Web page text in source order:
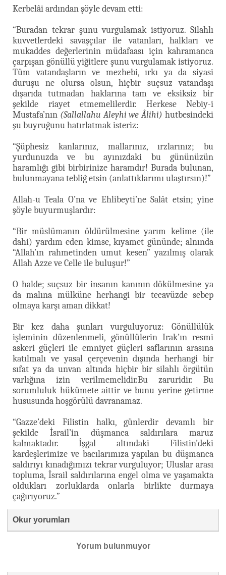
Kerbelâi ardından şöyle devam etti:
“Buradan tekrar şunu vurgulamak istiyoruz. Silahlı
kuvvetlerdeki savaşçılar ile vatanları, halkları ve
mukaddes değerlerinin müdafaası için kahramanca
çarpışan gönüllü yiğitlere şunu vurgulamak istiyoruz.
Tüm vatandaşların ve mezhebi, ırkı ya da siyasi
duruşu ne olursa olsun, hiçbir suçsuz vatandaşı
dışarıda tutmadan haklarına tam ve eksiksiz bir
şekilde riayet etmemelilerdir. Herkese Nebiy-i
Mustafa’nın (Sallallahu Aleyhi we Âlihi) hutbesindeki
şu buyruğunu hatırlatmak isteriz:
“Şüphesiz kanlarınız, mallarınız, ırzlarınız; bu
yurdunuzda ve bu ayınızdaki bu gününüzün
haramlığı gibi birbirinize haramdır! Burada bulunan,
bulunmayana tebliğ etsin (anlattıklarımı ulaştırsın)!”
Allah-u Teala O’na ve Ehlibeyti’ne Salât etsin; yine
şöyle buyurmuşlardır:
“Bir müslümanın öldürülmesine yarım kelime (ile
dahi) yardım eden kimse, kıyamet gününde; alnında
“Allah’ın rahmetinden umut kesen” yazılmış olarak
Allah Azze ve Celle ile buluşur!”
O halde; suçsuz bir insanın kanının dökülmesine ya
da malına mülküne herhangi bir tecavüzde sebep
olmaya karşı aman dikkat!
Bir kez daha şunları vurguluyoruz: Gönüllülük
işleminin düzenlenmeli, gönüllülerin Irak’ın resmi
askeri güçleri ile emniyet güçleri saflarının arasına
katılmalı ve yasal çerçevenin dışında herhangi bir
sıfat ya da unvan altında hiçbir bir silahlı örgütün
varlığına izin verilmemelidir.Bu zaruridir. Bu
sorumluluk hükümete aittir ve bunu yerine getirme
hususunda hoşgörülü davranamaz.
“Gazze’deki Filistin halkı, günlerdir devamlı bir
şekilde İsrail’in düşmanca saldırılara maruz
kalmaktadır. İşgal altındaki Filistin’deki
kardeşlerimize ve bacılarımıza yapılan bu düşmanca
saldırıyı kınadığımızı tekrar vurguluyor; Uluslar arası
topluma, İsrail saldırılarına engel olma ve yaşamakta
oldukları zorluklarda onlarla birlikte durmaya
çağırıyoruz.”
Okur yorumları
Yorum bulunmuyor